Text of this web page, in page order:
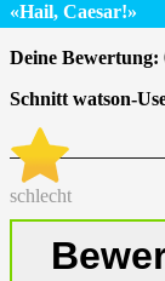
«Hail, Caesar!»
Deine Bewertung:
Schnitt watson-
schlecht